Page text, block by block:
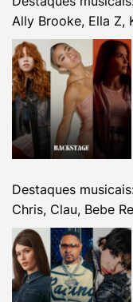
Ally Brooke, Ella Z,
Destaques
Chris, Clau, Bebe